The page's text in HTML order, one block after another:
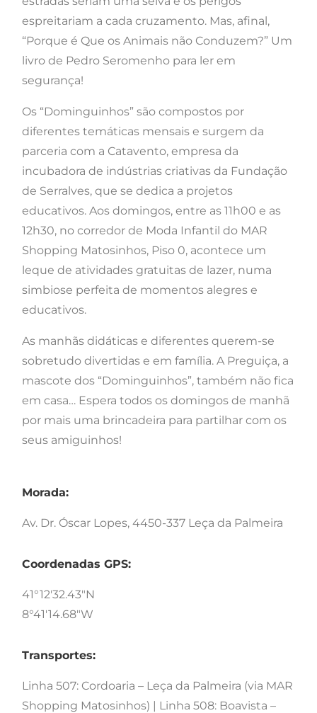
espreitariam a cada cruzamento. Mas, afinal,
“Porque é Que os Animais não Conduzem?” Um
livro de Pedro Seromenho para ler em
segurança!
Os “Dominguinhos” são compostos por
diferentes temáticas mensais e surgem da
parceria com a Catavento, empresa da
incubadora de indústrias criativas da Fundação
de Serralves, que se dedica a projetos
educativos. Aos domingos, entre as 11h00 e as
12h30, no corredor de Moda Infantil do MAR
Shopping Matosinhos, Piso 0, acontece um
leque de atividades gratuitas de lazer, numa
simbiose perfeita de momentos alegres e
educativos.
As manhãs didáticas e diferentes querem-se
sobretudo divertidas e em família. A Preguiça, a
mascote dos “Dominguinhos”, também não fica
em casa… Espera todos os domingos de manhã
por mais uma brincadeira para partilhar com os
seus amiguinhos!
Morada:
Av. Dr. Óscar Lopes, 4450-337 Leça da Palmeira
Coordenadas GPS:
41°12'32.43"N
8°41'14.68"W
Transportes:
Linha 507: Cordoaria – Leça da Palmeira (via MAR
Shopping Matosinhos) | Linha 508: Boavista –